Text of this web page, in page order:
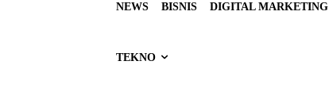
NEWS BISNIS DIGITAL MARKETING
TEKNO